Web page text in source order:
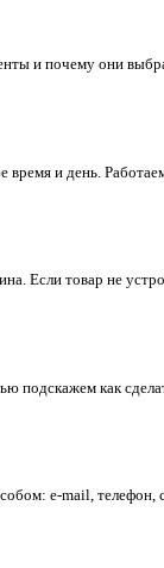
и почему они
и день.
Если товар не
подскажем как
e-mail, телефон,